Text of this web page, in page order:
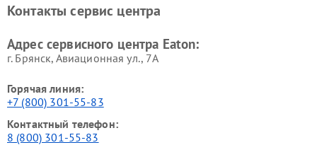
Контакты сервис центра
Адрес сервисного центра Eaton:
г. Брянск, Авиационная ул., 7А
Горячая линия:
+7 (800) 301-55-83
Контактный телефон:
8 (800) 301-55-83